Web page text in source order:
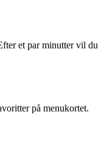
et par minutter vil du
på menukortet.